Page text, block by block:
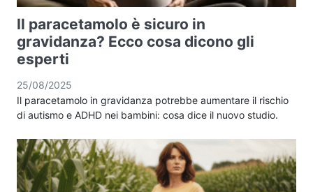
Il paracetamolo è sicuro in
gravidanza? Ecco cosa dicono gli
esperti
25/08/2025
Il paracetamolo in gravidanza potrebbe aumentare il rischio
di autismo e ADHD nei bambini: cosa dice il nuovo studio.